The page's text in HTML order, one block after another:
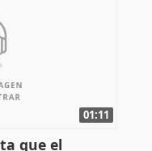
01:11
que el